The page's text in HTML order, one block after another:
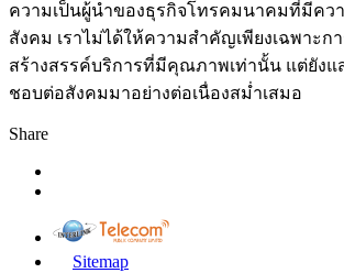
ความเป็นผู้นำของธุรกิจโทรคมนาคมที่มีคว
สังคม เราไม่ได้ให้ความสำคัญเพียงเฉพาะก
สร้างสรรค์บริการที่มีคุณภาพเท่านั้น แต่ยังแ
ชอบต่อสังคมมาอย่างต่อเนื่องสม่ำเสมอ
Share
Sitemap